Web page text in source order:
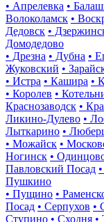
• Апрелевка •
Волоколамск •
Дедовск •
Домодедово
• Дрезна • Дубна •
Жуковский •
• Истра • Кашира •
• Королев •
Краснозаводск •
Ликино-Дулево •
Лыткарино •
• Можайск •
Ногинск •
Павловский Посад
Пушкино
• Пущино •
Посад • Серпухов •
Ступино • Сходня •